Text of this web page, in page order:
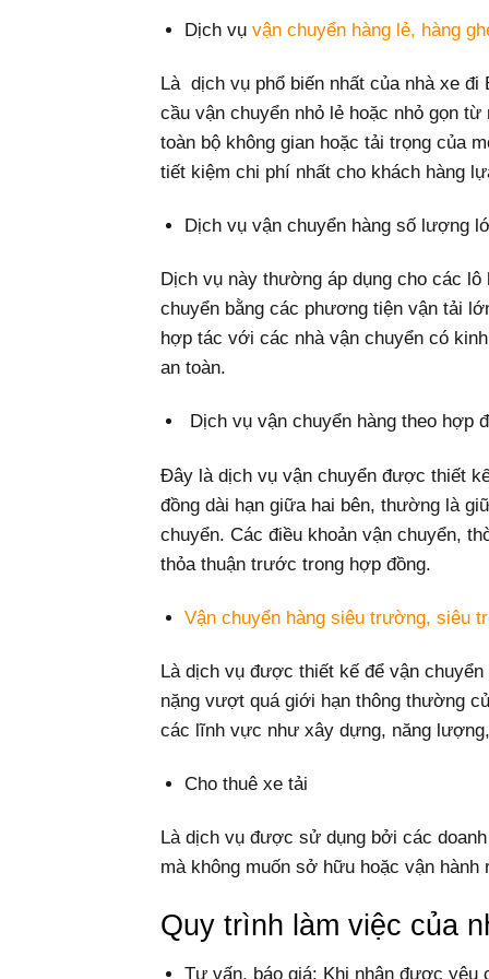
Dịch vụvận chuyển hàng lẻ, hàng
Là dịch vụ phổ biến nhất của nhà xe
cầu vận chuyển nhỏ lẻ hoặc nhỏ gọn
toàn bộ không gian hoặc tải trọng của
tiết kiệm chi phí nhất cho khách hàng
Dịch vụ vận chuyển hàng số lượng
Dịch vụ này thường áp dụng cho các
chuyển bằng các phương tiện vận tải
hợp tác với các nhà vận chuyển có
an toàn.
Dịch vụ vận chuyển hàng theo hợp
Đây là dịch vụ vận chuyển được thiết
đồng dài hạn giữa hai bên, thường là
chuyển. Các điều khoản vận chuyển,
thỏa thuận trước trong hợp đồng.
Vận chuyển hàng siêu trường, siêu
Là dịch vụ được thiết kế để vận
nặng vượt quá giới hạn thông thường
các lĩnh vực như xây dựng, năng
Cho thuê xe tải
Là dịch vụ được sử dụng bởi các
mà không muốn sở hữu hoặc vận
Quy trình làm việc của
Tư vấn, báo giá: Khi nhận được yêu